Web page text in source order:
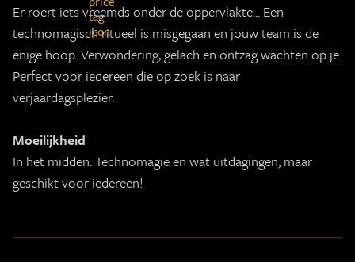
Er roert iets vreemds onder de oppervlakte... Een
technomagisch ritueel is misgegaan en jouw team is de
enige hoop. Verwondering, gelach en ontzag wachten op je.
Perfect voor iedereen die op zoek is naar
verjaardagsplezier.
Moeilijkheid
In het midden: Technomagie en wat uitdagingen, maar
geschikt voor iedereen!